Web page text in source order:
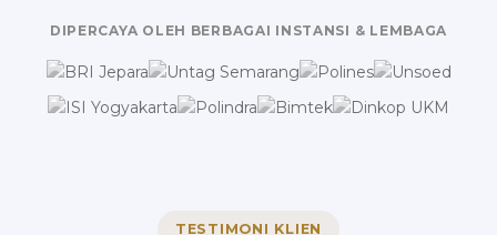
DIPERCAYA OLEH BERBAGAI INSTANSI & LEMBAGA
TESTIMONI KLIEN